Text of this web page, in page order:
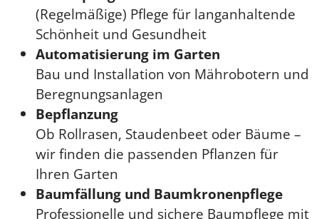
(Regelmäßige) Pflege für langanhaltende
Schönheit und Gesundheit
Automatisierung im Garten
Bau und Installation von Mährobotern und
Beregnungsanlagen
Bepflanzung
Ob Rollrasen, Staudenbeet oder Bäume –
wir finden die passenden Pflanzen für
Ihren Garten
Baumfällung und Baumkronenpflege
Professionelle und sichere Baumpflege mit